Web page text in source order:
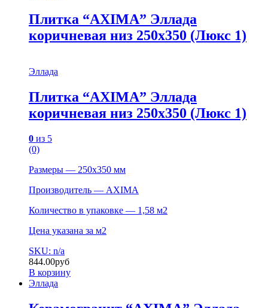
Плитка “AXIMA” Эллада
коричневая низ 250х350 (Люкс 1)
Эллада
Плитка “AXIMA” Эллада
коричневая низ 250х350 (Люкс 1)
0 из 5
(0)
Размеры — 250х350 мм
Производитель — AXIMA
Количество в упаковке — 1,58 м2
Цена указана за м2
SKU: n/a
844.00руб
В корзину
Эллада